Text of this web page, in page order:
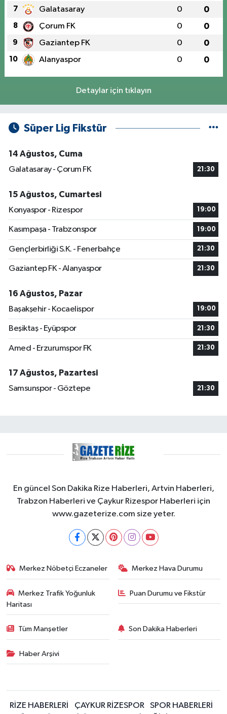
7 Galatasaray 0 0
8 Çorum FK 0 0
9 Gaziantep FK 0 0
10 Alanyaspor 0 0
Detaylar için tıklayın
Süper Lig Fikstür
14 Ağustos, Cuma
Galatasaray - Çorum FK
21:30
15 Ağustos, Cumartesi
Konyaspor - Rizespor
19:00
Kasımpaşa - Trabzonspor 19:00
Gençlerbirliği S.K. - Fenerbahçe 21:30
Gaziantep FK - Alanyaspor 21:30
16 Ağustos, Pazar
Başakşehir - Kocaelispor
19:00
Beşiktaş - Eyüpspor 21:30
Amed - Erzurumspor FK 21:30
17 Ağustos, Pazartesi
Samsunspor - Göztepe
21:30
En güncel Son Dakika Rize Haberleri, Artvin Haberleri,
Trabzon Haberleri ve Çaykur Rizespor Haberleri için
www.gazeterize.com size yeter.
Merkez Nöbetçi Eczaneler Merkez Hava Durumu
Merkez Trafik Yoğunluk
Haritası
Puan Durumu ve Fikstür
Tüm Manşetler Son Dakika Haberleri
Haber Arşivi
RİZE HABERLERİ ÇAYKUR RİZESPOR SPOR HABERLERİ